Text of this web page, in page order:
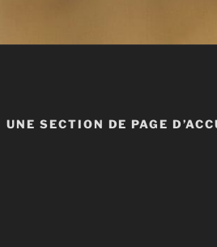
UNE SECTION DE PAGE